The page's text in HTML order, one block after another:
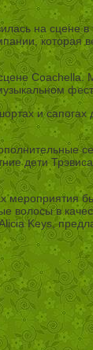
на сцене
которая
и сапогах
дети
в
Keys,